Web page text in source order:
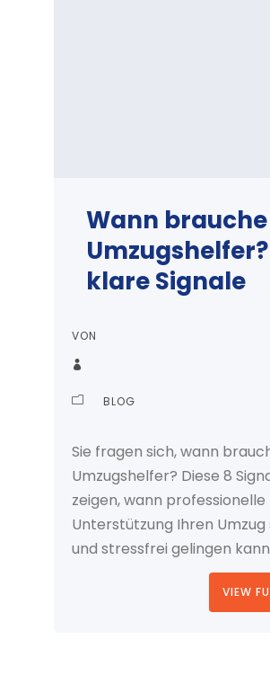
Wann
klare Signale
VON
BLOG
Sie fragen sich, wann
Umzugshelfer? Diese 8
zeigen, wann professionelle
Unterstützung Ihren Umzug
und stressfrei gelingen
VIEW